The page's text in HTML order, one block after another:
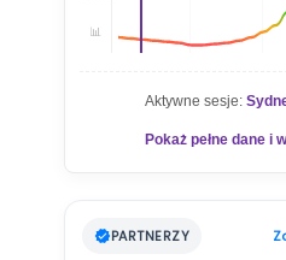
📊
Aktywne sesje:
Pokaż pełne dane i
PARTNERZY